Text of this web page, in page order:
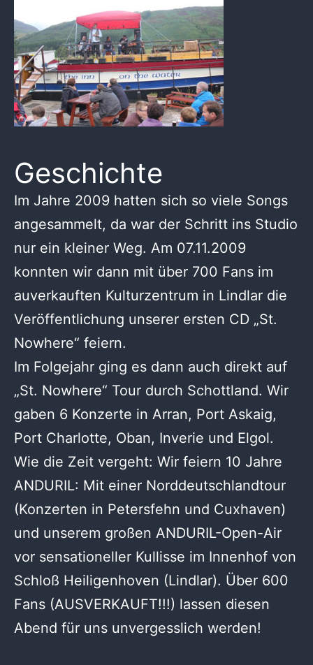
Geschichte
Im Jahre 2009 hatten sich so viele Songs
angesammelt, da war der Schritt ins Studio
nur ein kleiner Weg. Am 07.11.2009
konnten wir dann mit über 700 Fans im
auverkauften Kulturzentrum in Lindlar die
Veröffentlichung unserer ersten CD „St.
Nowhere“ feiern.
Im Folgejahr ging es dann auch direkt auf
„St. Nowhere“ Tour durch Schottland. Wir
gaben 6 Konzerte in Arran, Port Askaig,
Port Charlotte, Oban, Inverie und Elgol.
Wie die Zeit vergeht: Wir feiern 10 Jahre
ANDURIL: Mit einer Norddeutschlandtour
(Konzerten in Petersfehn und Cuxhaven)
und unserem großen ANDURIL-Open-Air
vor sensationeller Kullisse im Innenhof von
Schloß Heiligenhoven (Lindlar). Über 600
Fans (AUSVERKAUFT!!!) lassen diesen
Abend für uns unvergesslich werden!